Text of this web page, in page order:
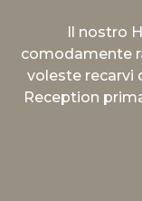
Il nostro
comodamente
voleste recarvi
Reception